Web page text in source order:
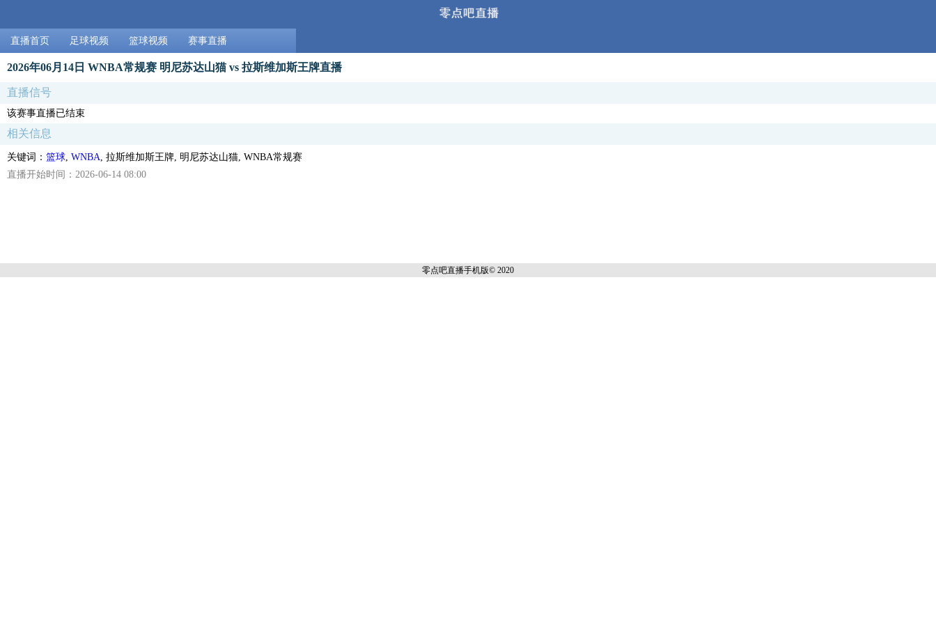
直播首页 足球视频 篮球视频 赛事直播
2026年06月14日 WNBA常规赛 明尼苏达山猫 vs 拉斯维加斯王牌直播
直播信号
该赛事直播已结束
相关信息
关键词： 篮球 WNBA , 拉斯维加斯王牌, 明尼苏达山猫, WNBA常规赛
直播开始时间：2026-06-14 08:00
零点吧直播手机版© 2020